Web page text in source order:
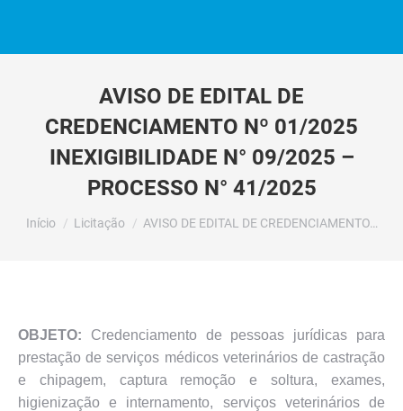
AVISO DE EDITAL DE
CREDENCIAMENTO Nº 01/2025
INEXIGIBILIDADE N° 09/2025 –
PROCESSO N° 41/2025
Você está aqui:
Início Licitação AVISO DE EDITAL DE CREDENCIAMENTO…
OBJETO: Credenciamento de pessoas jurídicas para
prestação de serviços médicos veterinários de castração
e chipagem, captura remoção e soltura, exames,
higienização e internamento, serviços veterinários de